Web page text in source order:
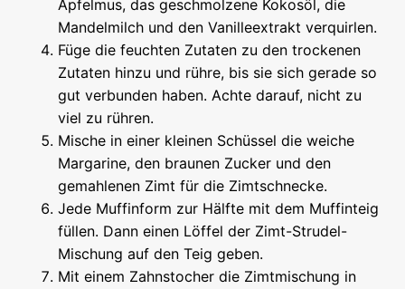
Apfelmus, das geschmolzene Kokosöl, die
Mandelmilch und den Vanilleextrakt verquirlen.
Füge die feuchten Zutaten zu den trockenen
Zutaten hinzu und rühre, bis sie sich gerade so
gut verbunden haben. Achte darauf, nicht zu
viel zu rühren.
Mische in einer kleinen Schüssel die weiche
Margarine, den braunen Zucker und den
gemahlenen Zimt für die Zimtschnecke.
Jede Muffinform zur Hälfte mit dem Muffinteig
füllen. Dann einen Löffel der Zimt-Strudel-
Mischung auf den Teig geben.
Mit einem Zahnstocher die Zimtmischung in